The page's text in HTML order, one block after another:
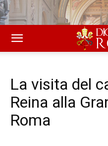
La visita del
Reina alla
Roma